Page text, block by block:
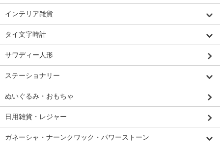
インテリア雑貨
タイ文字時計
サワディー人形
ステーショナリー
ぬいぐるみ・おもちゃ
日用雑貨・レジャー
ガネーシャ・ナーンクワック・パワーストーン